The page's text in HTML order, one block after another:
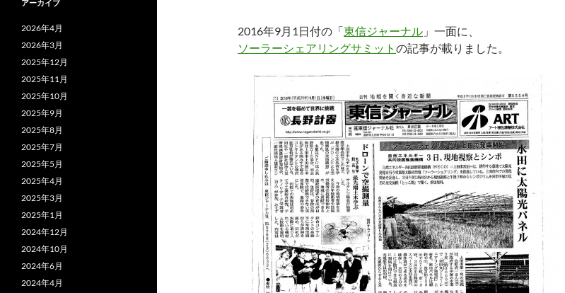
2016年9月1日付の「東信ジャーナル 」一面に、
ソーラーシェアリングサミット の記事が載りました。
アーカイブ
2026年4月
2026年3月
2025年12月
2025年11月
2025年10月
2025年9月
2025年8月
2025年7月
2025年5月
2025年4月
2025年3月
2025年1月
2024年12月
2024年10月
2024年6月
2024年4月